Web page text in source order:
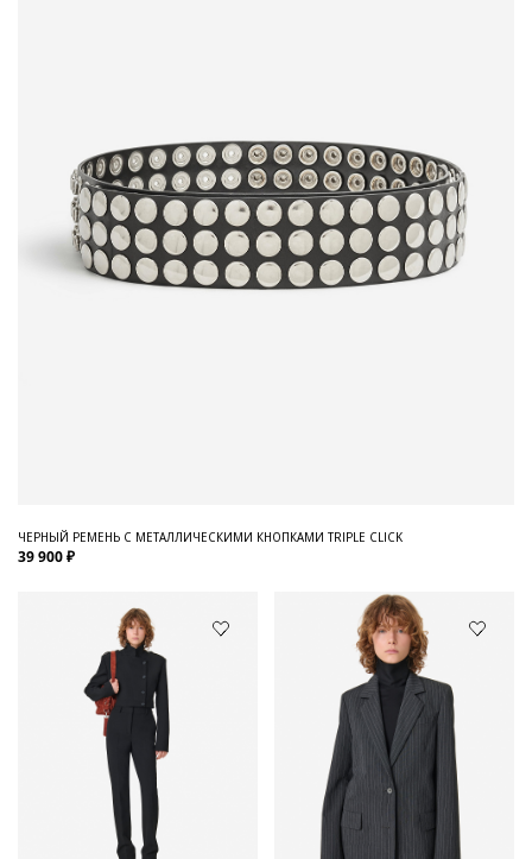
ЧЕРНЫЙ РЕМЕНЬ С МЕТАЛЛИЧЕСКИМИ КНОПКАМИ TRIPLE CLICK
39 900 ₽